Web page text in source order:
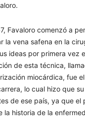
Favaloro comenzó a
la vena safena en la
ideas por primera vez
de esta técnica,
miocárdica, fue
lo cual hizo que
de ese país, ya que el
la historia de la